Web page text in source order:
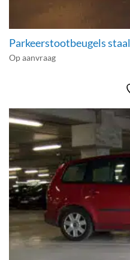
Parkeerstootbeugels staal
Op aanvraag